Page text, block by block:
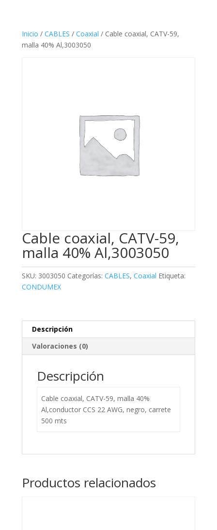
Inicio / CABLES / Coaxial / Cable coaxial, CATV-59,
malla 40% Al,3003050
Cable coaxial, CATV-59,
malla 40% Al,3003050
SKU: 3003050 Categorías: CABLES, Coaxial Etiqueta:
CONDUMEX
Descripción
Valoraciones (0)
Descripción
Cable coaxial, CATV-59, malla 40%
Al,conductor CCS 22 AWG, negro, carrete
500 mts
Productos relacionados